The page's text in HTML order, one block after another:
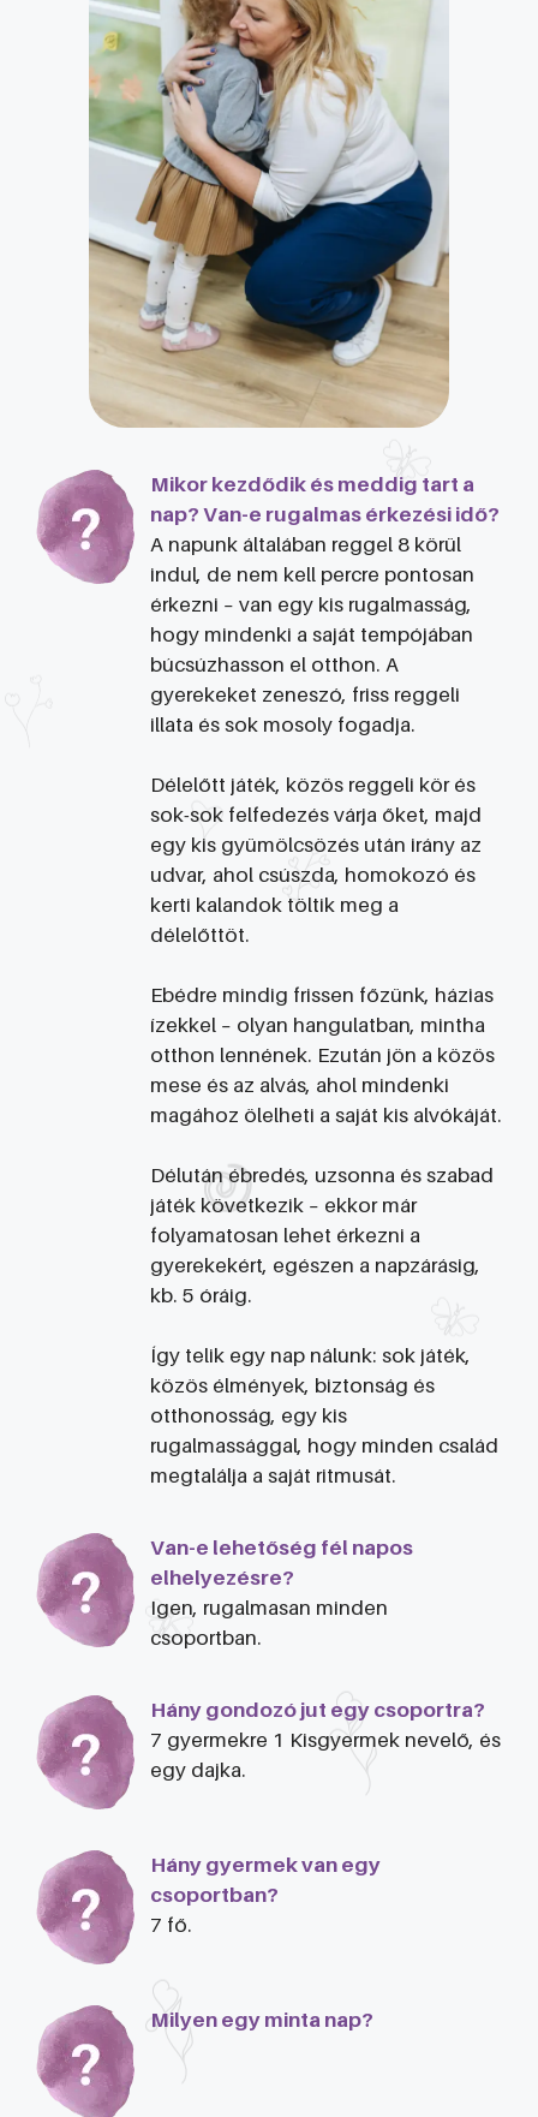
Mikor kezdődik és meddig tart a
nap? Van-e rugalmas érkezési idő?
A napunk általában reggel 8 körül
indul, de nem kell percre pontosan
érkezni – van egy kis rugalmasság,
hogy mindenki a saját tempójában
búcsúzhasson el otthon. A
gyerekeket zeneszó, friss reggeli
illata és sok mosoly fogadja.
Délelőtt játék, közös reggeli kör és
sok-sok felfedezés várja őket, majd
egy kis gyümölcsözés után irány az
udvar, ahol csúszda, homokozó és
kerti kalandok töltik meg a
délelőttöt.
Ebédre mindig frissen főzünk, házias
ízekkel – olyan hangulatban, mintha
otthon lennének. Ezután jön a közös
mese és az alvás, ahol mindenki
magához ölelheti a saját kis alvókáját.
Délután ébredés, uzsonna és szabad
játék következik – ekkor már
folyamatosan lehet érkezni a
gyerekekért, egészen a napzárásig,
kb. 5 óráig.
Így telik egy nap nálunk: sok játék,
közös élmények, biztonság és
otthonosság, egy kis
rugalmassággal, hogy minden család
megtalálja a saját ritmusát.
Van-e lehetőség fél napos
elhelyezésre?
Igen, rugalmasan minden
csoportban.
Hány gondozó jut egy csoportra?
7 gyermekre 1 Kisgyermek nevelő, és
egy dajka.
Hány gyermek van egy
csoportban?
7 fő.
Milyen egy minta nap?